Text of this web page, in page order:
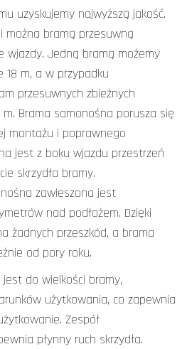
uzyskujemy najwyższą jakość.
można bramą przesuwną
wjazdy. Jedną bramą możemy
m, a w przypadku
przesuwnych zbieżnych
Brama samonośna porusza się
montażu i poprawnego
jest z boku wjazdu przestrzeń
skrzydła bramy.
zawieszona jest
nad podłożem. Dzięki
żadnych przeszkód, a brama
od pory roku.
do wielkości bramy,
użytkowania, co zapewnia
Zespół
płynny ruch skrzydła.